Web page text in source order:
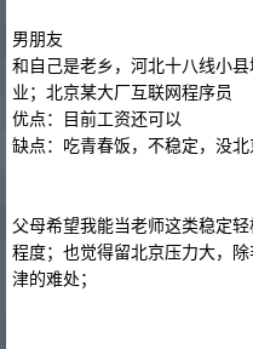
男朋友
和自己是老乡，河北十八线小
业；北京某大厂互联网程序员
优点：目前工资还可以
缺点：吃青春饭，不稳定，没
父母希望我能当老师这类稳定
程度；也觉得留北京压力大，
津的难处；